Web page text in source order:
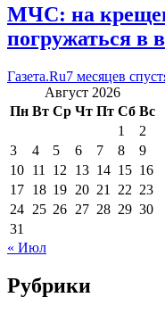
МЧС: на
погружаться в
Газета.Ru7 месяцев
Август 2026
Пн Вт Ср Чт Пт Сб Вс
1
2
3
4 5 6 7 8
9
10 11 12 13 14 15 16
17 18 19 20 21 22 23
24 25 26 27 28 29 30
31
« Июл
Рубрики